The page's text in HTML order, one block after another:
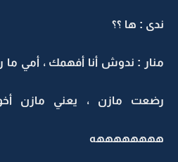
ندى : ها ؟؟
منار : ندوش أنا أفهمك ، أمي ما
رضعت مازن ، يعني مازن
ههههههههه